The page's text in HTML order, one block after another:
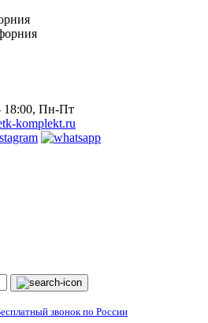
18:00, Пн-Пт
komplekt.ru
звонок по России